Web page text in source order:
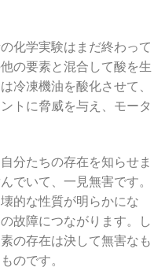
化学実験はまだ終わって
の要素と混合して酸を生
冷凍機油を酸化させて、
トに脅威を与え、モータ
分たちの存在を知らせま
でいて、一見無害です。
的な性質が明らかにな
故障につながります。し
の存在は決して無害なも
のです。